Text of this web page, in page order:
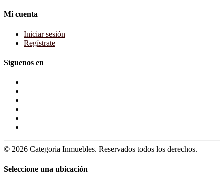
Mi cuenta
Iniciar sesión
Regístrate
Síguenos en
© 2026 Categoria Inmuebles. Reservados todos los derechos.
Seleccione una ubicación